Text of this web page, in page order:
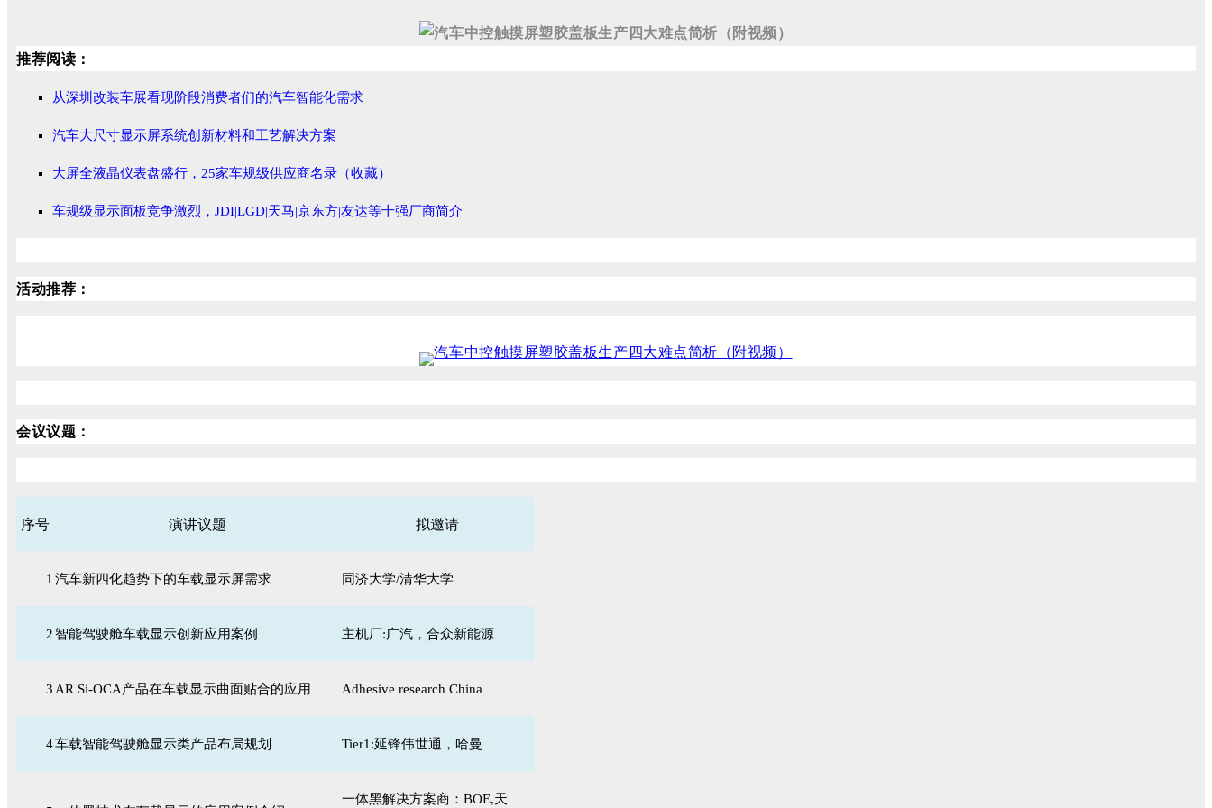
推荐阅读：
从深圳改装车展看现阶段消费者们的汽车智能化需求
汽车大尺寸显示屏系统创新材料和工艺解决方案
大屏全液晶仪表盘盛行，25家车规级供应商名录（收藏）
车规级显示面板竞争激烈，JDI|LGD|天马|京东方|友达等十强厂商简介
活动推荐：
会议议题：
序号 演讲议题 拟邀请
1 汽车新四化趋势下的车载显示屏需求 同济大学/清华大学
2 智能驾驶舱车载显示创新应用案例 主机厂:广汽，合众新能源
3 AR Si-OCA产品在车载显示曲面贴合的应用 Adhesive research China
4车载智能驾驶舱显示类产品布局规划 Tier1:延锋伟世通，哈曼
一体黑解决方案商：BOE,天